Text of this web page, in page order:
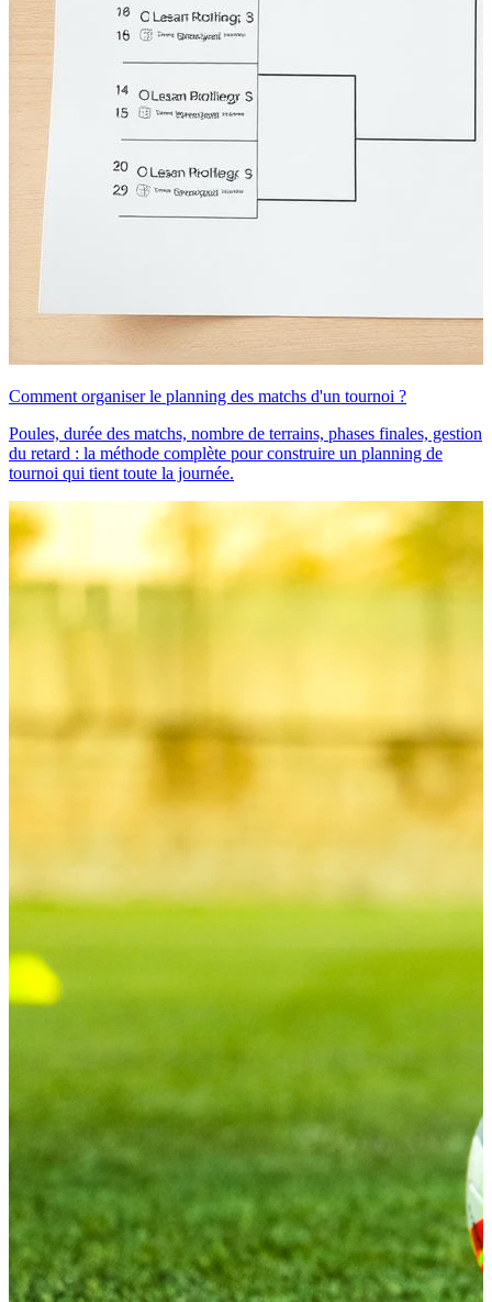
Comment organiser le planning des matchs d'un tournoi ?
Poules, durée des matchs, nombre de terrains, phases finales, gestion
du retard : la méthode complète pour construire un planning de
tournoi qui tient toute la journée.